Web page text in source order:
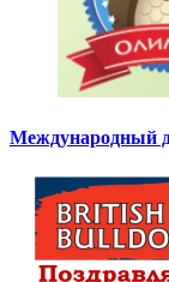
Международный